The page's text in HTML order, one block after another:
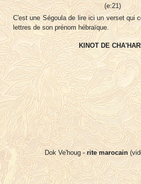
(e:21)
C'est une Ségoula de lire ici un verset qui
lettres de son prénom hébraïque.
KINOT DE
Dok Ve'houg -rite marocain